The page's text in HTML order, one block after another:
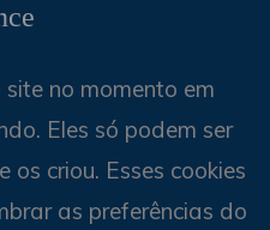
no momento em
Eles só podem ser
os criou. Esses cookies
as preferências do